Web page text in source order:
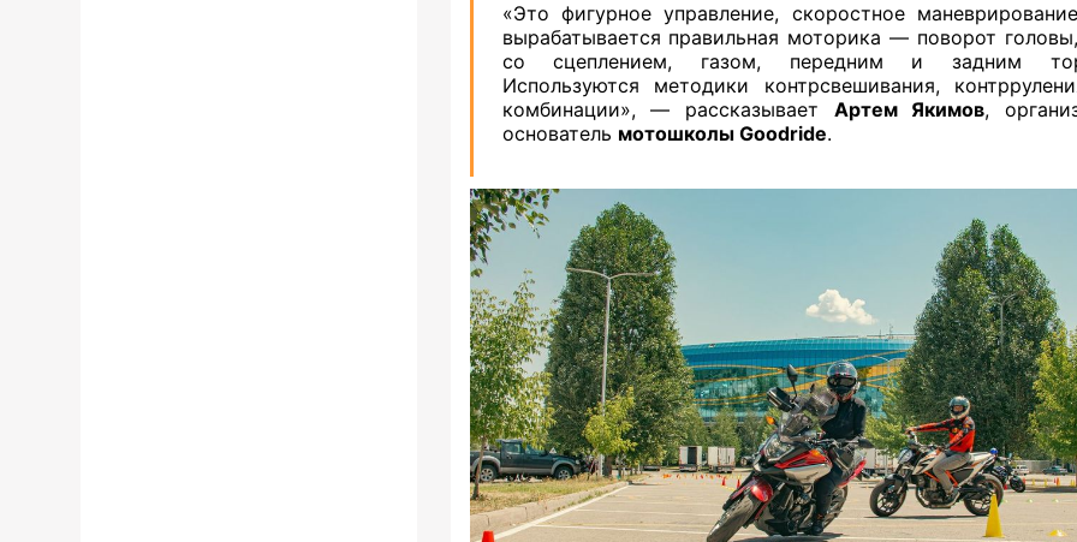
«Это фигурное управление, скоростное
вырабатывается правильная моторика — поворот
со сцеплением, газом, передним и задним
Используются методики контрсвешивания,
комбинации», — рассказывает Артем Якимов,
основатель мотошколы Goodride.